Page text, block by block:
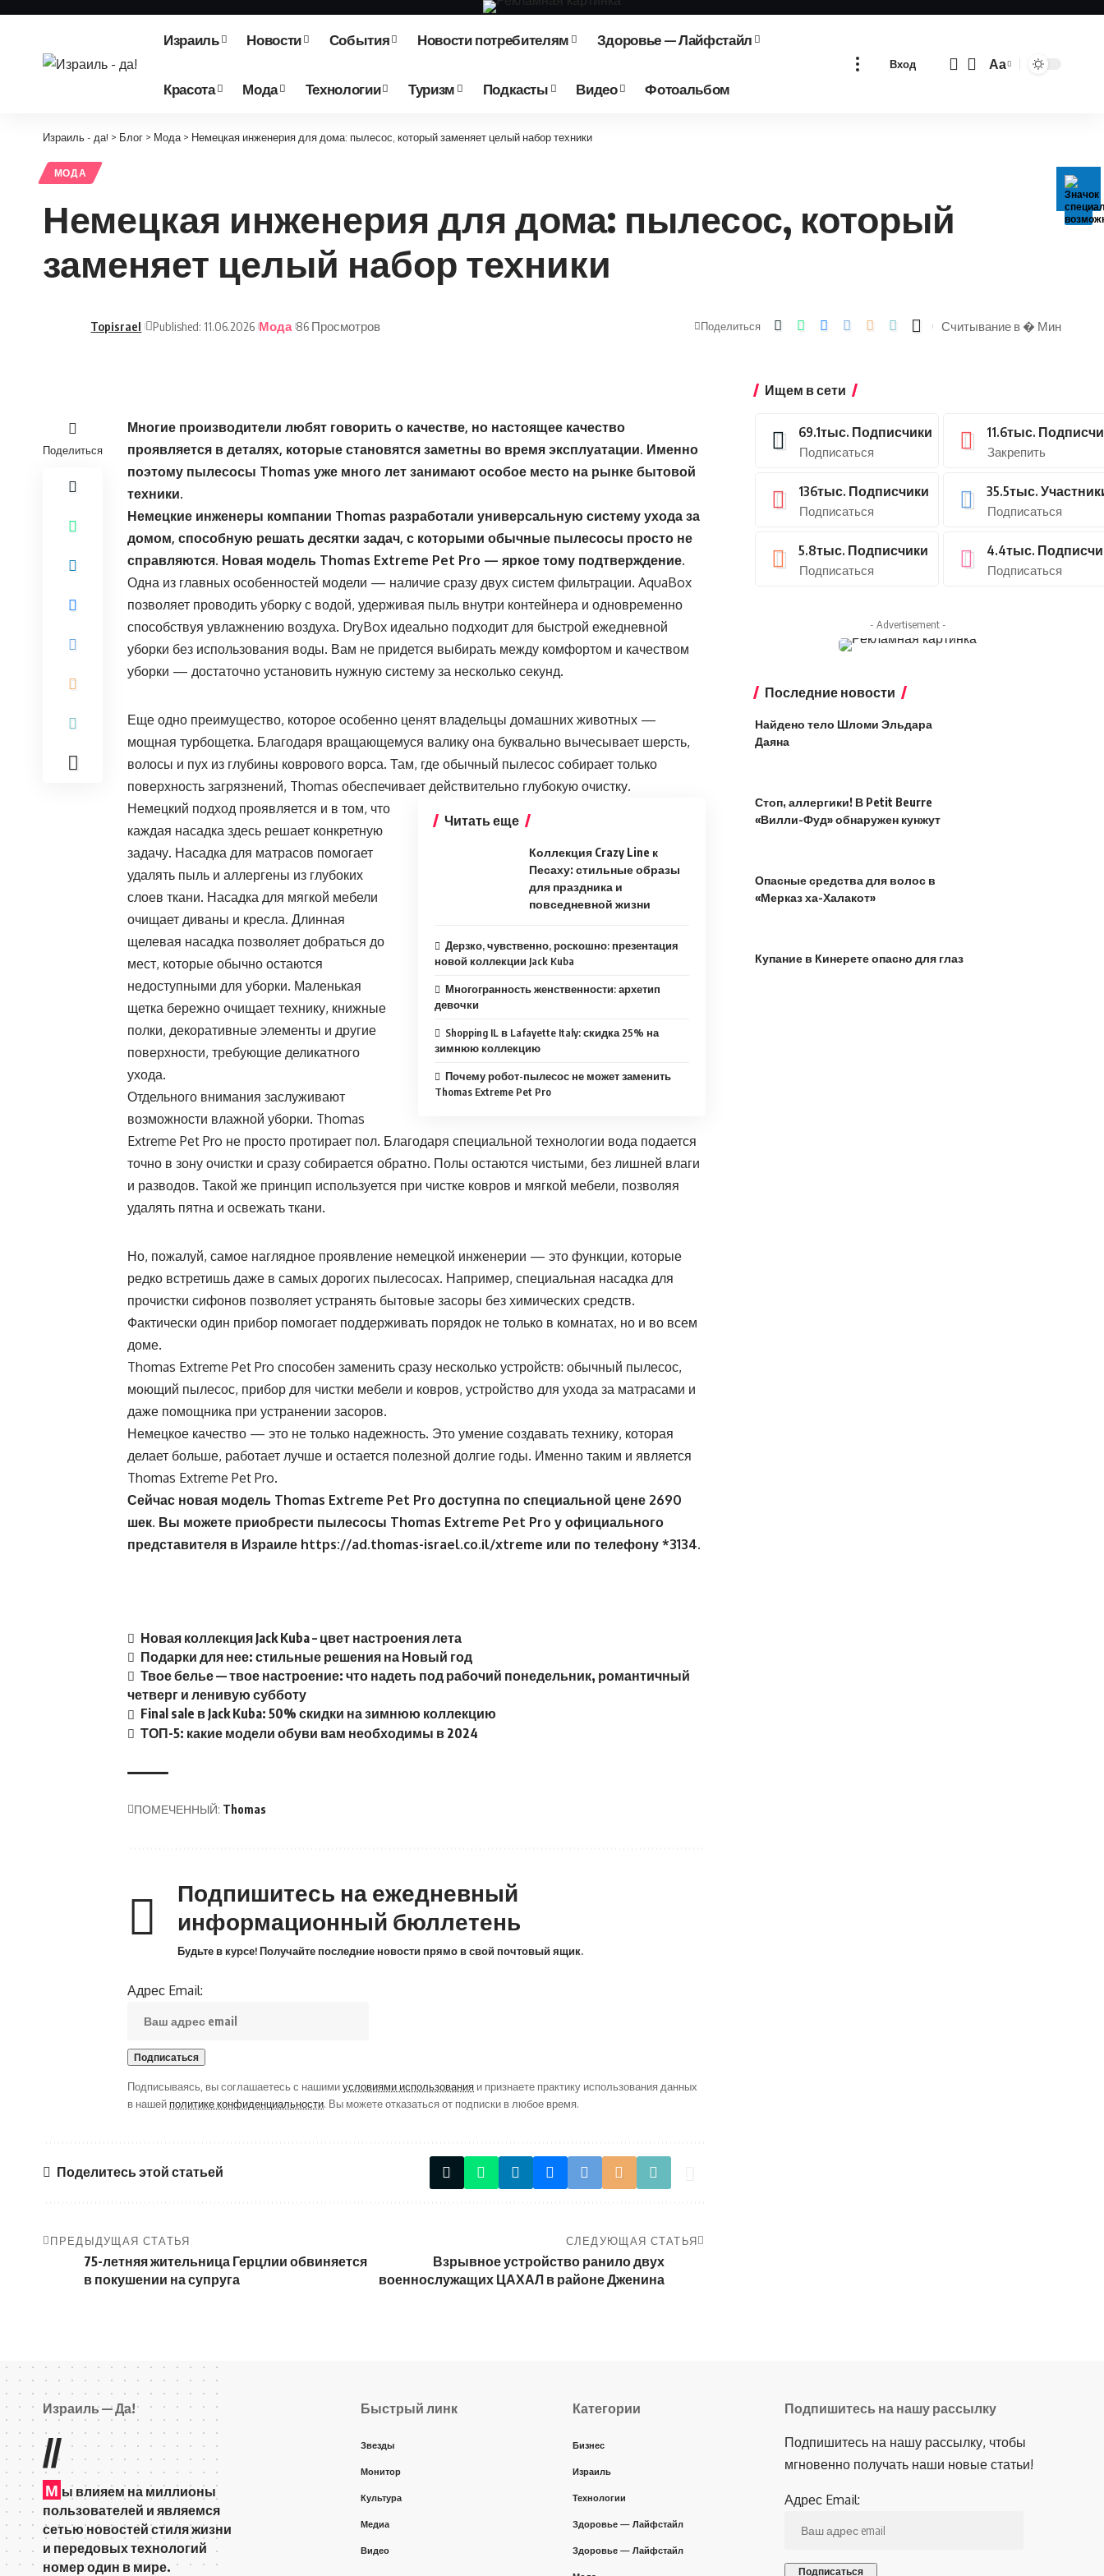
Израиль Новости События Новости потребителям Здоровье — Лайфстайл
Красота Мода Технологии Туризм Подкасты Видео Фотоальбом
Вход
Изменение
Аа
Израиль - да! > Блог > Мода > Немецкая инженерия для дома: пылесос, который заменяет целый набор техники
МОДА
Немецкая инженерия для дома: пылесос, который
заменяет целый набор техники
Topisrael Published: 11.06.2026 Мода 86 Просмотров Поделиться Считывание в � Мин
Поделиться
Многие производители любят говорить о качестве, но настоящее качество
проявляется в деталях, которые становятся заметны во время эксплуатации. Именно
поэтому пылесосы Thomas уже много лет занимают особое место на рынке бытовой
техники.
Немецкие инженеры компании Thomas разработали универсальную систему ухода за
домом, способную решать десятки задач, с которыми обычные пылесосы просто не
справляются. Новая модель Thomas Extreme Pet Pro — яркое тому подтверждение.
Одна из главных особенностей модели — наличие сразу двух систем фильтрации. AquaBox
позволяет проводить уборку с водой, удерживая пыль внутри контейнера и одновременно
способствуя увлажнению воздуха. DryBox идеально подходит для быстрой ежедневной
уборки без использования воды. Вам не придется выбирать между комфортом и качеством
уборки — достаточно установить нужную систему за несколько секунд.
Еще одно преимущество, которое особенно ценят владельцы домашних животных —
мощная турбощетка. Благодаря вращающемуся валику она буквально вычесывает шерсть,
волосы и пух из глубины коврового ворса. Там, где обычный пылесос собирает только
поверхность загрязнений, Thomas обеспечивает действительно глубокую очистку.
Читать еще
Коллекция Crazy Line к
Песаху: стильные образы
для праздника и
повседневной жизни
Дерзко, чувственно, роскошно: презентация
новой коллекции Jack Kuba
Многогранность женственности: архетип
девочки
Shopping IL в Lafayette Italy: скидка 25% на
зимнюю коллекцию
Почему робот-пылесос не может заменить
Thomas Extreme Pet Pro
Немецкий подход проявляется и в том, что
каждая насадка здесь решает конкретную
задачу. Насадка для матрасов помогает
удалять пыль и аллергены из глубоких
слоев ткани. Насадка для мягкой мебели
очищает диваны и кресла. Длинная
щелевая насадка позволяет добраться до
мест, которые обычно остаются
недоступными для уборки. Маленькая
щетка бережно очищает технику, книжные
полки, декоративные элементы и другие
поверхности, требующие деликатного
ухода.
Отдельного внимания заслуживают
возможности влажной уборки. Thomas
Extreme Pet Pro не просто протирает пол. Благодаря специальной технологии вода подается
точно в зону очистки и сразу собирается обратно. Полы остаются чистыми, без лишней влаги
и разводов. Такой же принцип используется при чистке ковров и мягкой мебели, позволяя
удалять пятна и освежать ткани.
Но, пожалуй, самое наглядное проявление немецкой инженерии — это функции, которые
редко встретишь даже в самых дорогих пылесосах. Например, специальная насадка для
прочистки сифонов позволяет устранять бытовые засоры без химических средств.
Фактически один прибор помогает поддерживать порядок не только в комнатах, но и во всем
доме.
Thomas Extreme Pet Pro способен заменить сразу несколько устройств: обычный пылесос,
моющий пылесос, прибор для чистки мебели и ковров, устройство для ухода за матрасами и
даже помощника при устранении засоров.
Немецкое качество — это не только надежность. Это умение создавать технику, которая
делает больше, работает лучше и остается полезной долгие годы. Именно таким и является
Thomas Extreme Pet Pro.
Сейчас новая модель Thomas Extreme Pet Pro доступна по специальной цене 2690
шек. Вы можете приобрести пылесосы Thomas Extreme Pet Pro у официального
представителя в Израиле https://ad.thomas-israel.co.il/xtreme или по телефону *3134.
Новая коллекция Jack Kuba – цвет настроения лета
Подарки для нее: стильные решения на Новый год
Твое белье — твое настроение: что надеть под рабочий понедельник, романтичный
четверг и ленивую субботу
Final sale в Jack Kuba: 50% скидки на зимнюю коллекцию
ТОП-5: какие модели обуви вам необходимы в 2024
ПОМЕЧЕННЫЙ: Thomas
Подпишитесь на ежедневный
информационный бюллетень
Будьте в курсе! Получайте последние новости прямо в свой почтовый ящик.
Адрес Email:
Подписываясь, вы соглашаетесь с нашимиусловиями использования и признаете практику использования данных
в нашей политике конфиденциальности. Вы можете отказаться от подписки в любое время.
Поделитесь этой статьей
ПРЕДЫДУЩАЯ СТАТЬЯ
75-летняя жительница Герцлии обвиняется
в покушении на супруга
СЛЕДУЮЩАЯ СТАТЬЯ
Взрывное устройство ранило двух
военнослужащих ЦАХАЛ в районе Дженина
Ищем в сети
69.1тыс. Подписчики
Подписаться
11.6тыс.
Закрепить
136тыс. Подписчики
Подписаться
35.5тыс.
Подписаться
5.8тыс. Подписчики
Подписаться
4.4тыс.
Подписаться
- Advertisement -
Последние новости
Найдено тело Шломи Эльдара
Даяна
Стоп, аллергики! В Petit Beurre
«Вилли-Фуд» обнаружен кунжут
Опасные средства для волос в
«Мерказ ха-Халакот»
Купание в Кинерете опасно для глаз
Израиль — Да!
//
М ы влияем на миллионы
пользователей и являемся
сетью новостей стиля жизни
и передовых технологий
номер один в мире.
Быстрый линк
Звезды
Монитор
Культура
Медиа
Видео
Категории
Бизнес
Израиль
Технологии
Здоровье — Лайфстайл
Здоровье — Лайфстайл
Подпишитесь на нашу рассылку
Подпишитесь на нашу рассылку, чтобы
мгновенно получать наши новые статьи!
Адрес Email: